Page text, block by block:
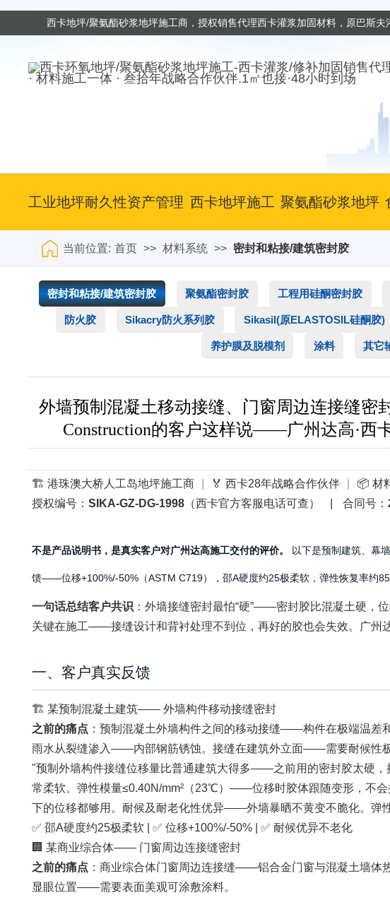
西卡地坪/聚氨酯砂浆地坪施工商，授权销售代理西卡灌浆加固材料，原巴斯夫
· 材料施工一体 · 叁拾年战略合作伙伴.1㎡也接·48小时到场
工业地坪耐久性资产管理 西卡地坪施工 聚氨酯砂浆地坪
当前位置: 首页 >> 材料系统 >> 密封和粘接/建筑密封胶
密封和粘接/建筑密封胶 聚氨酯密封胶 工程用硅酮密封胶
防火胶 Sikacry防火系列胶 Sikasil(原ELASTOSIL硅酮胶)
养护膜及脱模剂 涂料 其它
外墙预制混凝土移动接缝、门窗周边连接缝密
Construction的客户这样说——广州达高·西
🏗️ 港珠澳大桥人工岛地坪施工商 🏅 西卡28年战略合作伙伴 📦 材
授权编号：SIKA-GZ-DG-1998 （西卡官方客服电话可查） 合同号：
不是产品说明书，是真实客户对广州达高施工交付的评价。 以下是预制建筑、幕
馈——位移+100%/-50%（ASTM C719），邵A硬度约25极柔软，弹性恢复率约
一句话总结客户共识 ：外墙接缝密封最怕“硬”——密封胶比混凝土硬，
关键在施工——接缝设计和背衬处理不到位，再好的胶也会失效。广州
一、客户真实反馈
🏗️ 某预制混凝土建筑—— 外墙构件移动接缝密封
之前的痛点 ：预制混凝土外墙构件之间的移动接缝——构件在极端温差
雨水从裂缝渗入——内部钢筋锈蚀。接缝在建筑外立面——需要耐候性极
"预制外墙构件接缝位移量比普通建筑大得多——之前用的密封胶太硬
常柔软。弹性模量≤0.40N/mm²（23℃）——位移时胶体跟随变形，不
下的位移都够用。耐候及耐老化性优异——外墙暴晒不黄变不脆化。
✅ 邵A硬度约25极柔软 | ✅ 位移+100%/-50% | ✅ 耐候优异不老化
🏢 某商业综合体—— 门窗周边连接缝密封
之前的痛点 ：商业综合体门窗周边连接缝——铝合金门窗与混凝土墙
显眼位置——需要表面美观可涂敷涂料。